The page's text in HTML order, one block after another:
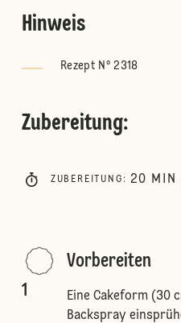
Hinweis
Rezept N° 2318
Zubereitung:
ZUBEREITUNG : 20 MIN
1
Vorbereiten
Eine Cakeform (30
Backspray